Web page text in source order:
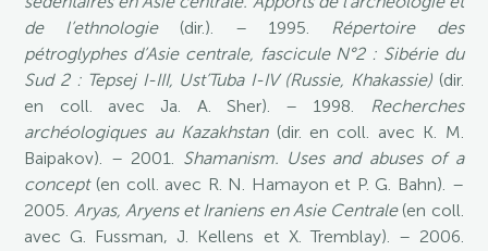
de l’ethnologie(dir.). – 1995. Répertoire des
pétroglyphes d’Asie centrale, fascicule N°2 : Sibérie du
Sud 2 : Tepsej I-III, Ust’Tuba I-IV (Russie, Khakassie) (dir.
en coll. avec Ja. A. Sher). – 1998. Recherches
archéologiques au Kazakhstan(dir. en coll. avec K. M.
Baipakov). – 2001. Shamanism. Uses and abuses of a
concept(en coll. avec R. N. Hamayon et P. G. Bahn). –
2005. Aryas, Aryens et Iraniens en Asie Centrale(en coll.
avec G. Fussman, J. Kellens et X. Tremblay). – 2006.